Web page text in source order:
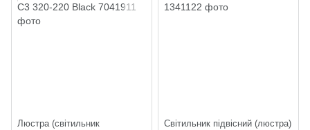
Люстра (світильник
Світильник підвісний (люстра)